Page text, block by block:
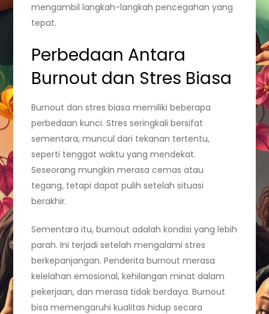
mengambil langkah-langkah pencegahan yang
tepat.
Perbedaan Antara
Burnout dan Stres Biasa
Burnout dan stres biasa memiliki beberapa
perbedaan kunci. Stres seringkali bersifat
sementara, muncul dari tekanan tertentu,
seperti tenggat waktu yang mendekat.
Seseorang mungkin merasa cemas atau
tegang, tetapi dapat pulih setelah situasi
berakhir.
Sementara itu, burnout adalah kondisi yang lebih
parah. Ini terjadi setelah mengalami stres
berkepanjangan. Penderita burnout merasa
kelelahan emosional, kehilangan minat dalam
pekerjaan, dan merasa tidak berdaya. Burnout
bisa memengaruhi kualitas hidup secara